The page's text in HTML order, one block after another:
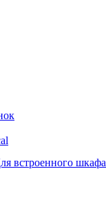
встроенного шкафа